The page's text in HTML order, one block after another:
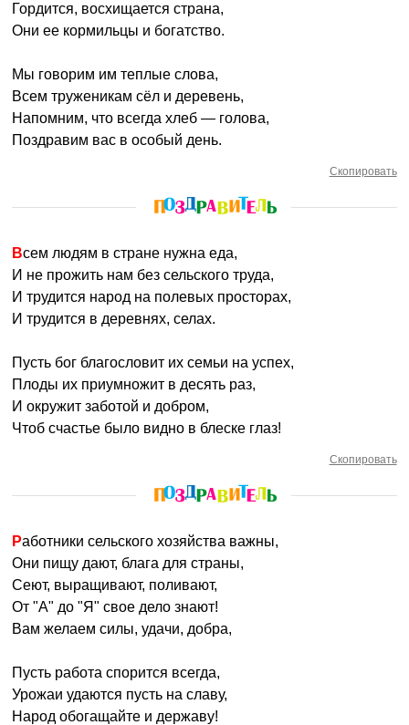
Гордится, восхищается страна,
Они ее кормильцы и богатство.
Мы говорим им теплые слова,
Всем труженикам сёл и деревень,
Напомним, что всегда хлеб — голова,
Поздравим вас в особый день.
Скопировать
Всем людям в стране нужна еда,
И не прожить нам без сельского труда,
И трудится народ на полевых просторах,
И трудится в деревнях, селах.
Пусть бог благословит их семьи на успех,
Плоды их приумножит в десять раз,
И окружит заботой и добром,
Чтоб счастье было видно в блеске глаз!
Скопировать
Работники сельского хозяйства важны,
Они пищу дают, блага для страны,
Сеют, выращивают, поливают,
От "А" до "Я" свое дело знают!
Вам желаем силы, удачи, добра,
Пусть работа спорится всегда,
Урожаи удаются пусть на славу,
Народ обогащайте и державу!